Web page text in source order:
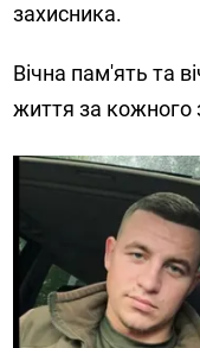
захисника.
Вічна пам'ять та
життя за кожного